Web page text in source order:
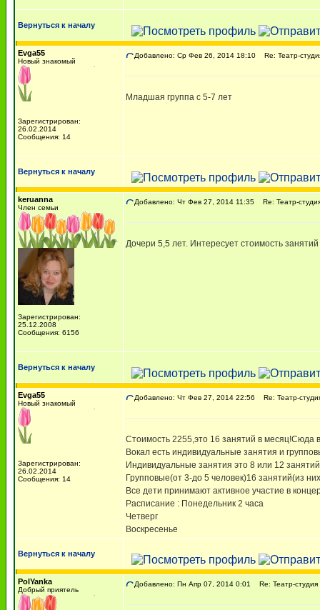
Вернуться к началу
Evga55
Новый знакомый
Зарегистрирован:
26.02.2014
Сообщения: 14
Добавлено: Ср Фев 26, 2014 18:10 Re: Театр-
Младшая группа с 5-7 лет
Вернуться к началу
keruanna
Член семьи
Зарегистрирован:
25.12.2008
Сообщения: 6156
Добавлено: Чт Фев 27, 2014 11:35 Re: Театр-
Дочери 5,5 лет. Интересует стоимость
Вернуться к началу
Evga55
Новый знакомый
Зарегистрирован:
26.02.2014
Сообщения: 14
Добавлено: Чт Фев 27, 2014 22:56 Re: Театр-
Стоимость 2255,это 16 занятий в месяц!Сюда
Вокал есть индивидуальные занятия и
Индивидуальные занятия это 8 или 12
Групповые(от 3-до 5 человек)16 занятий(из
Все дети принимают активное участие в
Расписание : Понедельник 2 часа
Четверг
Воскресенье
Вернуться к началу
PolYanka
Добрый приятель
Добавлено: Пн Апр 07, 2014 0:01 Re: Театр-